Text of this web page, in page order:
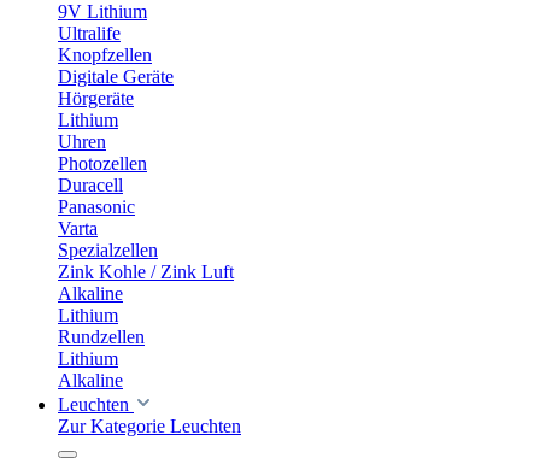
9V Lithium
Ultralife
Knopfzellen
Digitale Geräte
Hörgeräte
Lithium
Uhren
Photozellen
Duracell
Panasonic
Varta
Spezialzellen
Zink Kohle / Zink Luft
Alkaline
Lithium
Rundzellen
Lithium
Alkaline
Leuchten
Zur Kategorie Leuchten